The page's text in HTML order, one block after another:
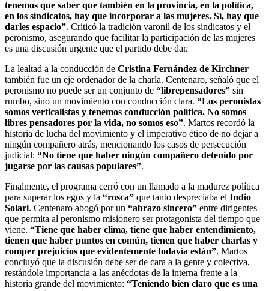
tenemos que saber que también en la provincia, en la política,
en los sindicatos, hay que incorporar a las mujeres. Sí, hay que
darles espacio”. Criticó la tradición varonil de los sindicatos y el
peronismo, asegurando que facilitar la participación de las mujeres
es una discusión urgente que el partido debe dar.
La lealtad a la conducción de Cristina Fernández de Kirchner
también fue un eje ordenador de la charla. Centenaro, señaló que el
peronismo no puede ser un conjunto de “librepensadores” sin
rumbo, sino un movimiento con conducción clara. “Los peronistas
somos verticalistas y tenemos conducción política. No somos
libres pensadores por la vida, no somos eso”. Martos recordó la
historia de lucha del movimiento y el imperativo ético de no dejar a
ningún compañero atrás, mencionando los casos de persecución
judicial: “No tiene que haber ningún compañero detenido por
jugarse por las causas populares”.
Finalmente, el programa cerró con un llamado a la madurez política
para superar los egos y la “rosca” que tanto despreciaba el Indio
Solari. Centenaro abogó por un “abrazo sincero” entre dirigentes
que permita al peronismo misionero ser protagonista del tiempo que
viene. “Tiene que haber clima, tiene que haber entendimiento,
tienen que haber puntos en común, tienen que haber charlas y
romper prejuicios que evidentemente todavía están”. Martos
concluyó que la discusión debe ser de cara a la gente y colectiva,
restándole importancia a las anécdotas de la interna frente a la
historia grande del movimiento: “Teniendo bien claro que es una